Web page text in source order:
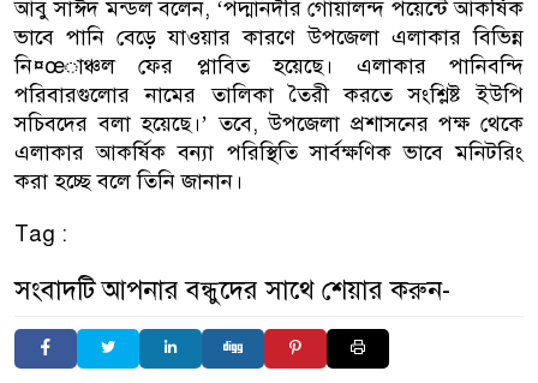
আবু সাঈদ মন্ডল বলেন, ‘পদ্মানদীর গোয়ালন্দ পয়েন্টে আকর্ষিক
ভাবে পানি বেড়ে যাওয়ার কারণে উপজেলা এলাকার বিভিন্ন
নি¤œাঞ্চল ফের প্লাবিত হয়েছে। এলাকার পানিবন্দি
পরিবারগুলোর নামের তালিকা তৈরী করতে সংশ্লিষ্ট ইউপি
সচিবদের বলা হয়েছে।’ তবে, উপজেলা প্রশাসনের পক্ষ থেকে
এলাকার আকর্ষিক বন্যা পরিস্থিতি সার্বক্ষণিক ভাবে মনিটরিং
করা হচ্ছে বলে তিনি জানান।
Tag :
সংবাদটি আপনার বন্ধুদের সাথে শেয়ার করুন-